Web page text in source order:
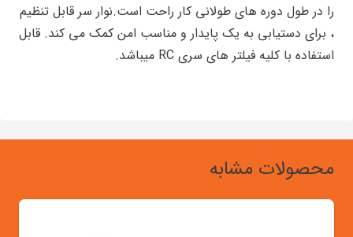
را در طول دوره های طولانی کار راحت است.نوار سر قابل تنظیم
، برای دستیابی به یک پایدار و مناسب امن کمک می کند. قابل
استفاده با کلیه فیلتر های سری RC میباشد.
محصولات مشابه